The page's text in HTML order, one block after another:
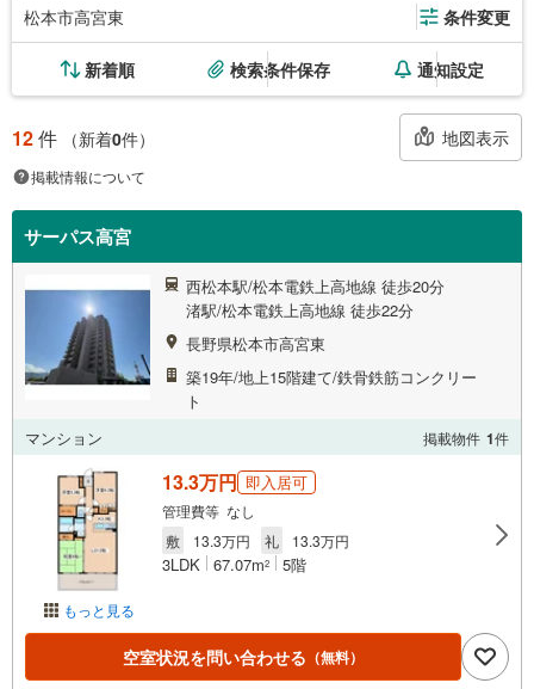
松本市高宮東 条件変更
新着順 検索条件保存 通知設定
12件 （新着0件） 地図表示
掲載情報について
サーパス高宮
西松本駅/松本電鉄上高地線 徒歩20分
渚駅/松本電鉄上高地線 徒歩22分
長野県松本市高宮東
築19年/地上15階建て/鉄骨鉄筋コンクリー
ト
マンション
掲載物件 1件
もっと見る
13.3万円 即入居可
管理費等 なし
敷
13.3万円 礼 13.3万円
3LDK 67.07m2 5階
空室状況を問い合わせる （無料）